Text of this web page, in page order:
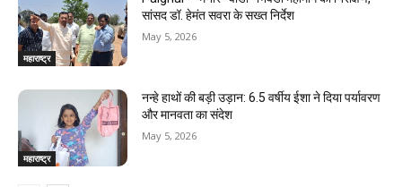
महाराष्ट्र
सांसद डॉ. हेमंत सवरा के सख्त निर्देश
May 5, 2026
महाराष्ट्र
नन्हे हाथों की बड़ी उड़ान: 6.5 वर्षीय ईशा ने दिया पर्यावरण
और मानवता का संदेश
May 5, 2026